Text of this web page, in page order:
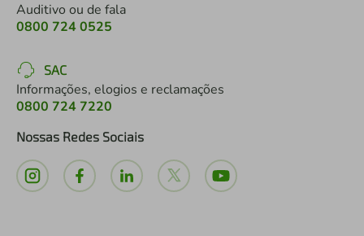
Auditivo ou de fala
0800 724 0525
SAC
Informações, elogios e reclamações
0800 724 7220
Nossas Redes Sociais